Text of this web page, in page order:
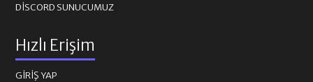
DISCORD SUNUCUMUZ
Hızlı Erişim
GIRIŞ YAP